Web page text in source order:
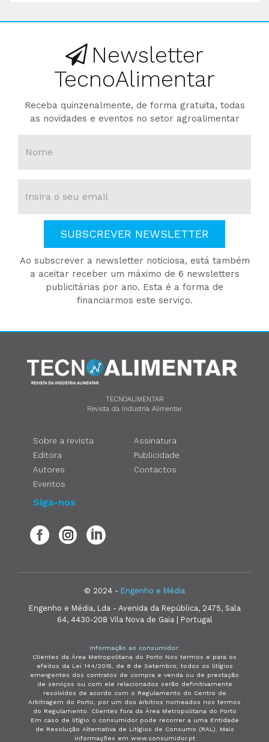
Newsletter
TecnoAlimentar
Receba quinzenalmente, de forma gratuita, todas
as novidades e eventos no setor agroalimentar
SUBSCREVER NEWSLETTER
Ao subscrever a newsletter noticiosa, está também
a aceitar receber um máximo de 6 newsletters
publicitárias por ano. Esta é a forma de
financiarmos este serviço.
TECNOALIMENTAR
Revista da Indústria Alimentar
Sobre a revista
Editora
Autores
Eventos
Assinatura
Publicidade
Contactos
Siga-nos
© 2024 - Engenho e Média
Engenho e Média, Lda - Avenida da República, 2475, Sala
64, 4430-208 Vila Nova de Gaia | Portugal
Informação ao consumidor:
Clientes da Área Metropolitana do Porto Nos termos e para os
efeitos da Lei 144/2015, de 8 de Setembro, todos os litígios
emergentes dos contratos de compra e venda ou de prestação
de serviços ou com ele relacionados serão definitivamente
resolvidos de acordo com o Regulamento do Centro de
Arbitragem do Porto, por um dos árbitros nomeados nos termos
do Regulamento. Clientes fora da Área Metropolitana do Porto
Em caso de litígio o consumidor pode recorrer a uma Entidade
de Resolução Alternativa de Litígios de Consumo (RAL). Mais
informações em www.consumidor.pt